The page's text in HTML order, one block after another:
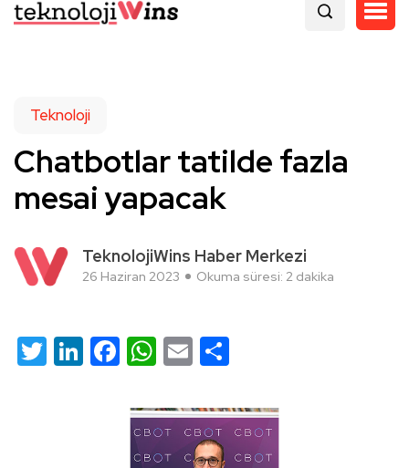
Teknoloji
Chatbotlar tatilde fazla
mesai yapacak
TeknolojiWins Haber Merkezi
26 Haziran 2023 Okuma süresi: 2 dakika
Twitter
LinkedIn
Facebook
WhatsApp
Email